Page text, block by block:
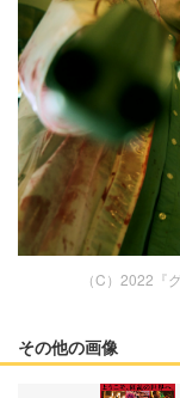
（C）2022『
その他の画像